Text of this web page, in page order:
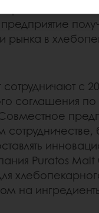
сети
рынка в
с
соглашения
Puratos Malt
на